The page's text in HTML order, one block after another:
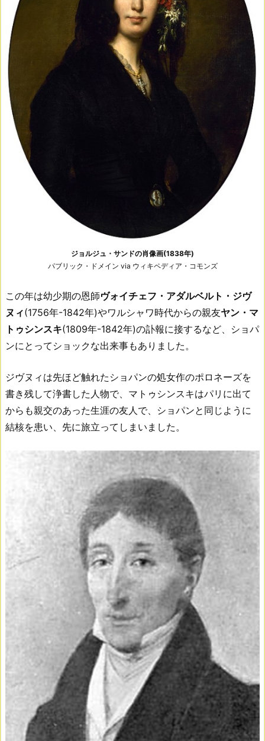
ジョルジュ・サンドの肖像画(1838年)
パブリック・ドメイン via ウィキペディア・コモンズ
この年は幼少期の恩師ヴォイチェフ・アダルベルト・ジヴ
ヌィ(1756年-1842年)やワルシャワ時代からの親友ヤン・マ
トゥシンスキ(1809年-1842年)の訃報に接するなど、ショパ
ンにとってショックな出来事もありました。
ジヴヌィは先ほど触れたショパンの処女作のポロネーズを
書き残して浄書した人物で、マトゥシンスキはパリに出て
からも親交のあった生涯の友人で、ショパンと同じように
結核を患い、先に旅立ってしまいました。